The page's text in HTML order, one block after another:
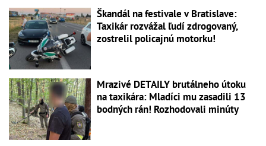
Škandál na festivale v Bratislave:
Taxikár rozvážal ľudí zdrogovaný,
zostrelil policajnú motorku!
Mrazivé DETAILY brutálneho útoku
na taxikára: Mladíci mu zasadili 13
bodných rán! Rozhodovali minúty